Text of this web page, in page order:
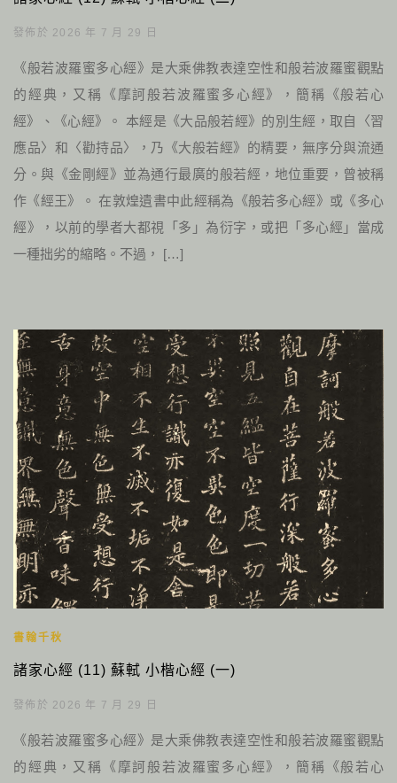
發佈於 2026 年 7 月 29 日
《般若波羅蜜多心經》是大乘佛教表達空性和般若波羅蜜觀點
的經典，又稱《摩訶般若波羅蜜多心經》，簡稱《般若心
經》、《心經》。 本經是《大品般若經》的別生經，取自〈習
應品〉和〈勸持品〉，乃《大般若經》的精要，無序分與流通
分。與《金剛經》並為通行最廣的般若經，地位重要，曾被稱
作《經王》。 在敦煌遺書中此經稱為《般若多心經》或《多心
經》，以前的學者大都視「多」為衍字，或把「多心經」當成
一種拙劣的縮略。不過， […]
書翰千秋
諸家心經 (11) 蘇軾 小楷心經 (一)
發佈於 2026 年 7 月 29 日
《般若波羅蜜多心經》是大乘佛教表達空性和般若波羅蜜觀點
的經典，又稱《摩訶般若波羅蜜多心經》，簡稱《般若心